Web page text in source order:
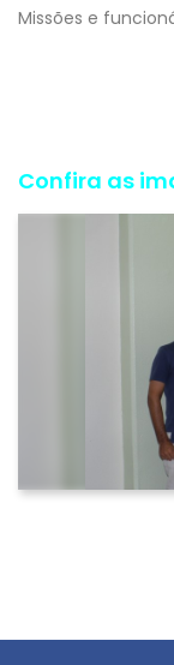
Missões e
Confira as